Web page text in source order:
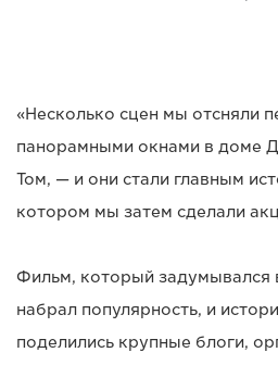
«Несколько сцен мы отсняли
панорамными окнами в доме
Том, — и они стали главным
котором мы затем сделали
Фильм, который задумывался
набрал популярность, и
поделились крупные блоги,